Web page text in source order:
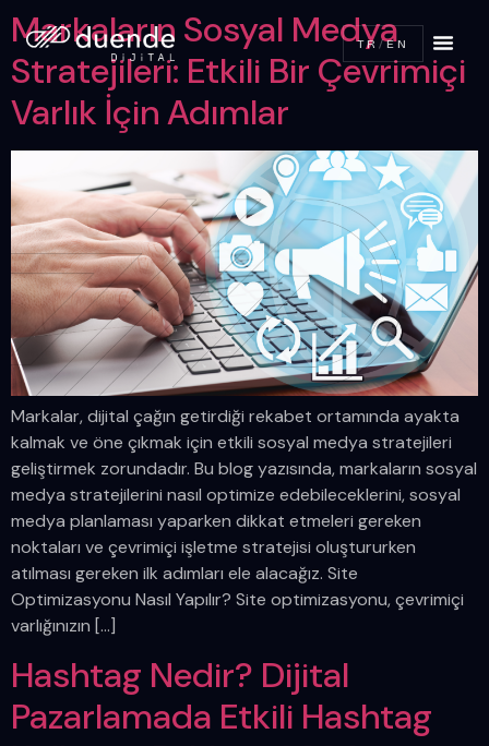
TR /EN
Markaların Sosyal Medya
Stratejileri: Etkili Bir Çevrimiçi
Varlık İçin Adımlar
Markalar, dijital çağın getirdiği rekabet ortamında ayakta
kalmak ve öne çıkmak için etkili sosyal medya stratejileri
geliştirmek zorundadır. Bu blog yazısında, markaların sosyal
medya stratejilerini nasıl optimize edebileceklerini, sosyal
medya planlaması yaparken dikkat etmeleri gereken
noktaları ve çevrimiçi işletme stratejisi oluştururken
atılması gereken ilk adımları ele alacağız. Site
Optimizasyonu Nasıl Yapılır? Site optimizasyonu, çevrimiçi
varlığınızın […]
Hashtag Nedir? Dijital
Pazarlamada Etkili Hashtag